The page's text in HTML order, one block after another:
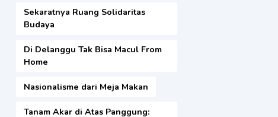
Sekaratnya Ruang Solidaritas
Budaya
Di Delanggu Tak Bisa Macul From
Home
Nasionalisme dari Meja Makan
Tanam Akar di Atas Panggung: